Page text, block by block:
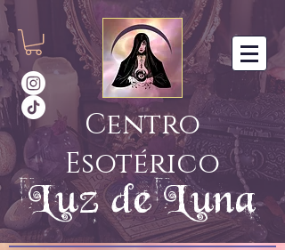
Centro
Esotérico
Luz de Luna